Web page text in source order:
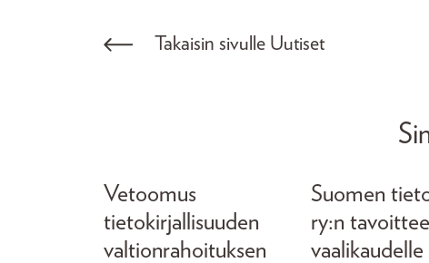
Takaisin sivulle Uutiset
Vetoomus
tietokirjallisuuden
valtionrahoituksen
Suomen
ry:n
vaalikaudelle